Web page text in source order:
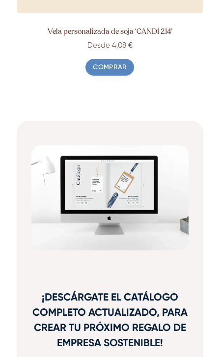
Vela personalizada de soja ‘CANDI 214’
Desde 4,08 €
COMPRAR
¡DESCÁRGATE EL CATÁLOGO
COMPLETO ACTUALIZADO, PARA
CREAR TU PRÓXIMO REGALO DE
EMPRESA SOSTENIBLE!